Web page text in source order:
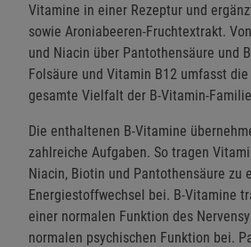
Vitamine in einer Rezeptur und
sowie Aroniabeeren-Fruchtextrakt.
und Niacin über Pantothensäure und
Folsäure und Vitamin B12 umfasst
gesamte Vielfalt der B-Vitamin-
Die enthaltenen B-Vitamine
zahlreiche Aufgaben. So tragen
Niacin, Biotin und Pantothensäure zu
Energiestoffwechsel bei. B-Vitamine
einer normalen Funktion des
normalen psychischen Funktion bei.